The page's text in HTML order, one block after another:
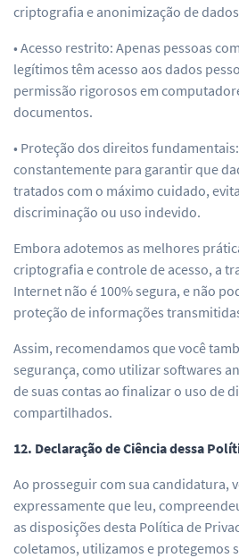
criptografia e anonimização de
• Acesso restrito: Apenas pessoas
legítimos têm acesso aos dados
permissão rigorosos em
documentos.
• Proteção dos direitos
constantemente para garantir que
tratados com o máximo cuidado,
discriminação ou uso indevido.
Embora adotemos as melhores
criptografia e controle de acesso, a
Internet não é 100% segura, e não
proteção de informações
Assim, recomendamos que você
segurança, como utilizar softwares
de suas contas ao finalizar o uso de
compartilhados.
12. Declaração de Ciência dessa
Ao prosseguir com sua candidatura,
expressamente que leu,
as disposições desta Política de
coletamos, utilizamos e protegemos